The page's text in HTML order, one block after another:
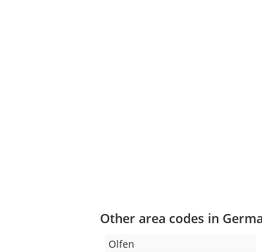
Other area codes in
Olfen